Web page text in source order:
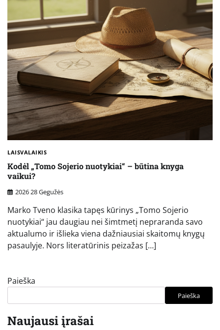
LAISVALAIKIS
Kodėl „Tomo Sojerio nuotykiai“ – būtina knyga
vaikui?
2026 28 Gegužės
Marko Tveno klasika tapęs kūrinys „Tomo Sojerio
nuotykiai“ jau daugiau nei šimtmetį nepraranda savo
aktualumo ir išlieka viena dažniausiai skaitomų knygų
pasaulyje. Nors literatūrinis peizažas […]
Paieška
Paieška
Naujausi įrašai